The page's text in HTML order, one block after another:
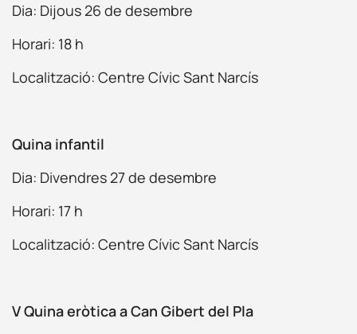
Dia: Dijous 26 de desembre
Horari: 18 h
Localització: Centre Cívic Sant Narcís
Quina infantil
Dia: Divendres 27 de desembre
Horari: 17 h
Localització: Centre Cívic Sant Narcís
V Quina eròtica a Can Gibert del Pla